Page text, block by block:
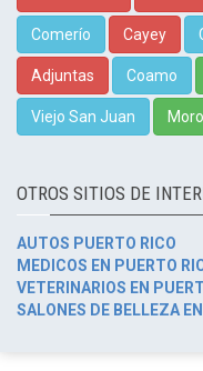
Comerío Cayey
Adjuntas Coamo
Viejo San Juan
OTROS SITIOS DE
AUTOS PUERTO RICO
MEDICOS EN PUERTO
VETERINARIOS EN
SALONES DE BELLEZA